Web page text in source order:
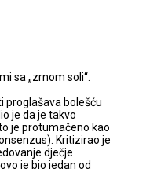
sa „zrnom soli“.
proglašava bolešću
je da je takvo
je protumačeno kao
Kritizirao je
dječje
je bio jedan od